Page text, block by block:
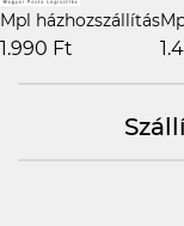
Mpl házhozszállítás
1.990 Ft